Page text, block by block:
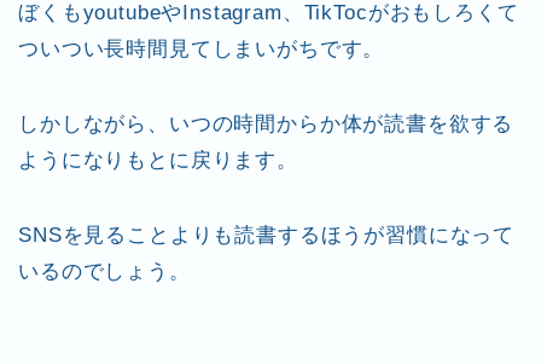
ぼくもyoutubeやInstagram、TikTocがおもしろくて
ついつい長時間見てしまいがちです。
しかしながら、いつの時間からか体が読書を欲する
ようになりもとに戻ります。
SNSを見ることよりも読書するほうが習慣になって
いるのでしょう。